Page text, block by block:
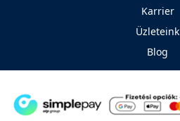
Karrier
Üzleteink
Blog